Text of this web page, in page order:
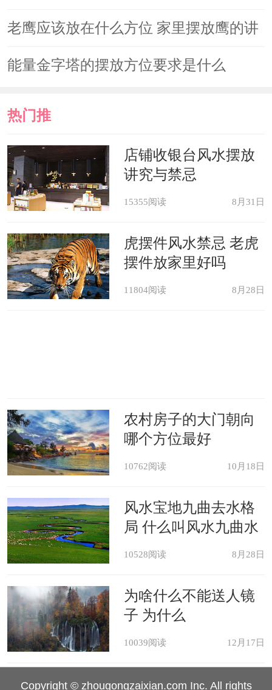
第四：腰线层不能买
之所以存在腰线层，是为了让房子
十四十五层左右。虽然突出的地方可以
晒鞋子或者其他东西。但如果遇到下雨
天，这个地方会积水，如果楼上的住户
不自觉，这个楼层还会成为“垃圾池”。
第五：设备层不能买
设备层就是存放整个楼层设备的地
方，比如供暖、供电以及电梯等，这些
很多人买房子比较讲究家居风水，
如果房子买得好，住进去就会更加舒
心，那么居住者的整体状态会越来越
好，那么会以更好的状态面对工作和生
活。你觉得哪一楼层不应该买呢？
老鹰应该放在什么方位 家里摆放鹰的讲
究
能量金字塔的摆放方位要求是什么
热门推
荐
店铺收银台风水摆放
讲究与禁忌
15355阅读 8月31日
虎摆件风水禁忌 老虎
摆件放家里好吗
11804阅读 8月28日
农村房子的大门朝向
哪个方位最好
10762阅读 10月18日
风水宝地九曲去水格
局 什么叫风水九曲水
10528阅读 8月28日
为啥什么不能送人镜
子 为什么
10039阅读 12月17日
Copyright © zhougongzaixian.com Inc. All rights